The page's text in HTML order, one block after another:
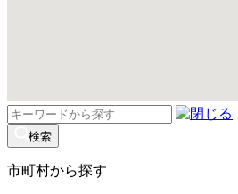
検
索:
検索
市町村から探す